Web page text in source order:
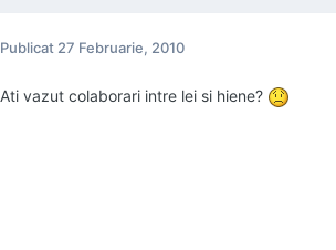
Publicat 27 Februarie, 2010
Ati vazut colaborari intre lei si hiene?